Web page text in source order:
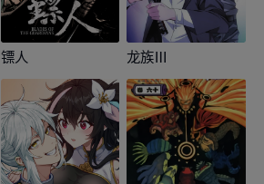
镖人 龙族Ⅲ